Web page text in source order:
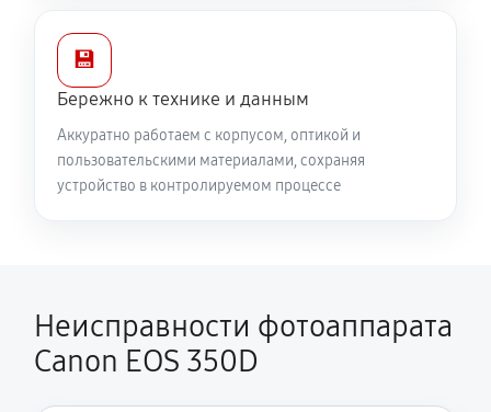
💾
Бережно к технике и данным
Аккуратно работаем с корпусом, оптикой и
пользовательскими материалами, сохраняя
устройство в контролируемом процессе
Неисправности фотоаппарата
Canon EOS 350D